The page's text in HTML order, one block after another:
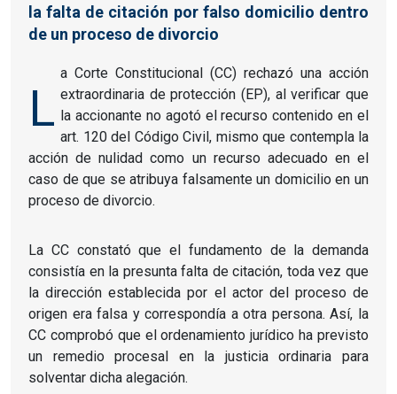
la falta de citación por falso domicilio dentro
de un proceso de divorcio
L
a Corte Constitucional (CC) rechazó una acción
extraordinaria de protección (EP), al verificar que
la accionante no agotó el recurso contenido en el
art. 120 del Código Civil, mismo que contempla la
acción de nulidad como un recurso adecuado en el
caso de que se atribuya falsamente un domicilio en un
proceso de divorcio.
La CC constató que el fundamento de la demanda
consistía en la presunta falta de citación, toda vez que
la dirección establecida por el actor del proceso de
origen era falsa y correspondía a otra persona. Así, la
CC comprobó que el ordenamiento jurídico ha previsto
un remedio procesal en la justicia ordinaria para
solventar dicha alegación.